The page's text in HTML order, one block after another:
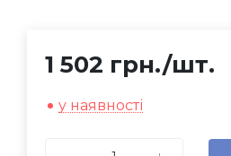
1 502 грн./шт.
у наявності